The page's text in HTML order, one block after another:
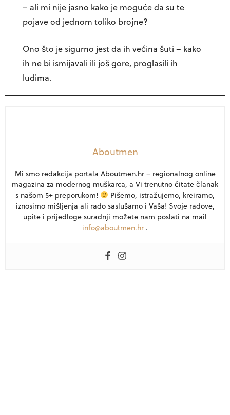
– ali mi nije jasno kako je moguće da su te
pojave od jednom toliko brojne?
Ono što je sigurno jest da ih većina šuti – kako
ih ne bi ismijavali ili još gore, proglasili ih
ludima.
Aboutmen
Mi smo redakcija portala Aboutmen.hr – regionalnog online
magazina za modernog muškarca, a Vi trenutno čitate članak
s našom 5+ preporukom!
Pišemo, istražujemo, kreiramo,
iznosimo mišljenja ali rado saslušamo i Vaša! Svoje radove,
upite i prijedloge suradnji možete nam poslati na mail
info@aboutmen.hr .